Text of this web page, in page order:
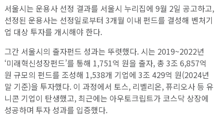
서울시는 운용사 선정 결과를 서울시 누리집에 9월 2일 공고하고,
선정된 운용사는 선정일로부터 3개월 이내 펀드를 결성해 벤처기
업 대상 투자를 개시해야 한다.
그간 서울시의 출자펀드 성과는 뚜렷했다. 시는 2019~2022년
‘미래혁신성장펀드’를 통해 1,751억 원을 출자, 총 3조 6,857억
원 규모의 펀드를 조성해 1,538개 기업에 3조 429억 원(2024년
말 기준)을 투자했다. 이 과정에서 토스, 리벨리온, 퓨리오사 등 유
니콘 기업이 탄생했고, 최근에는 아우토크립트가 코스닥 상장에
성공하며 투자 성과를 입증했다.